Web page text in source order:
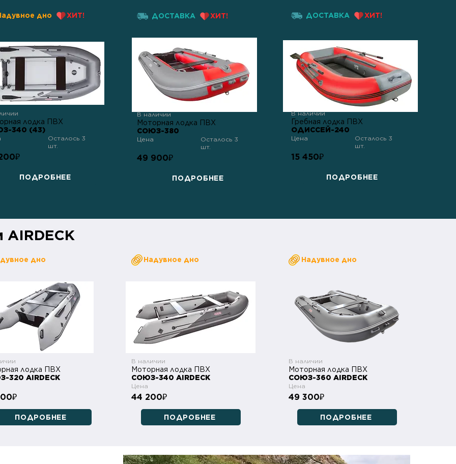
дно ХИТ!
лодка ПВХ
340 (43)
Осталось 3
шт.
₽
ПОДРОБНЕЕ
ДОСТАВКА ХИТ!
В наличии
Моторная лодка ПВХ
СОЮЗ-380
Цена
Осталось 3
шт.
49 900₽
ПОДРОБНЕЕ
ДОСТАВКА ХИТ!
В наличии
Гребная лодка ПВХ
ОДИССЕЙ-240
Цена
Осталось 3
шт.
15 450₽
ПОДРОБНЕЕ
дно
лодка ПВХ
320 AIRDECK
₽
ПОДРОБНЕЕ
Надувное дно
В наличии
Моторная лодка ПВХ
СОЮЗ-340 AIRDECK
Цена
44 200₽
ПОДРОБНЕЕ
Надувное дно
В наличии
Моторная лодка ПВХ
СОЮЗ-360 AIRDECK
Цена
49 300₽
ПОДРОБНЕЕ